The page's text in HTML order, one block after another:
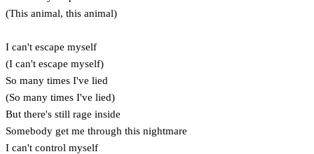
(This animal, this animal)
I can't escape myself
(I can't escape myself)
So many times I've lied
(So many times I've lied)
But there's still rage inside
Somebody get me through this nightmare
I can't control myself